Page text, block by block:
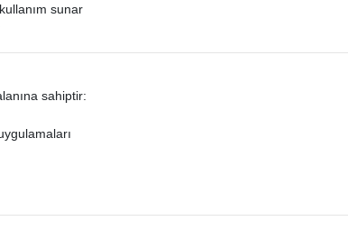
sunar
sahiptir: